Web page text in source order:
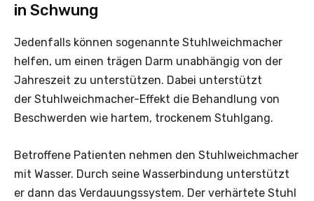
in Schwung
Jedenfalls können sogenannte Stuhlweichmacher
helfen, um einen trägen Darm unabhängig von der
Jahreszeit zu unterstützen. Dabei unterstützt
der Stuhlweichmacher-Effekt die Behandlung von
Beschwerden wie hartem, trockenem Stuhlgang.
Betroffene Patienten nehmen den Stuhlweichmacher
mit Wasser. Durch seine Wasserbindung unterstützt
er dann das Verdauungssystem. Der verhärtete Stuhl